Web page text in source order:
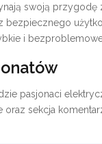
swoją
bezpiecznego
i
pasjonaci
oraz sekcja